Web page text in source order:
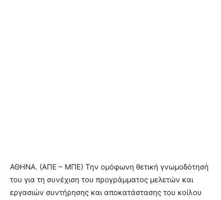
ΑΘΗΝΑ. (ΑΠΕ – ΜΠΕ) Την ομόφωνη θετική γνωμοδότησή
του για τη συνέχιση του προγράμματος μελετών και
εργασιών συντήρησης και αποκατάστασης του κοίλου